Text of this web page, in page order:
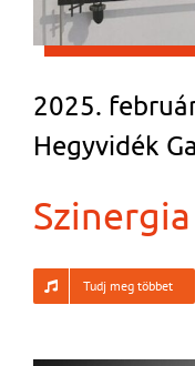
2025.
Hegyvidék
Szinergia
Tudj meg többet